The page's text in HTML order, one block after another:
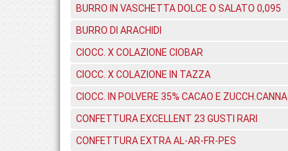
BURRO IN VASCHETTA DOLCE O SALATO 0,095
BURRO DI ARACHIDI
CIOCC. X COLAZIONE CIOBAR
CIOCC. X COLAZIONE IN TAZZA
CIOCC. IN POLVERE 35% CACAO E ZUCCH.CANNA
CONFETTURA EXCELLENT 23 GUSTI RARI
CONFETTURA EXTRA AL-AR-FR-PES